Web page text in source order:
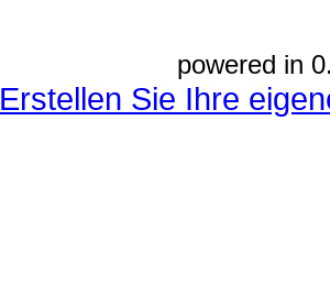
powered in
Erstellen Sie Ihre